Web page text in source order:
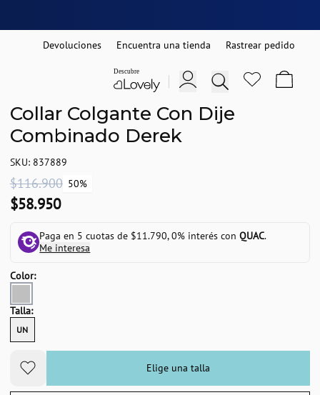
Devoluciones Encuentra una tienda Rastrear pedido
Collar Colgante Con Dije
Combinado Derek
SKU: 837889
$116.900 50%
$58.950
Paga en 5 cuotas de $11.790, 0% interés conQUAC.
Me interesa
Color:
Talla:
UN
Elige una talla